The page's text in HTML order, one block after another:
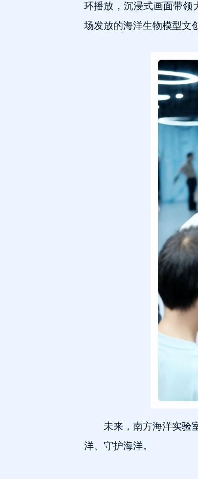
环播放，沉浸式画面带领
场发放的海洋生物模型文
未来，南方海洋实验
洋、守护海洋。